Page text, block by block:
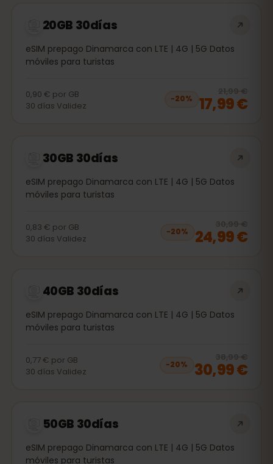
20GB 30días
eSIM prepago Dinamarca con LTE | 4G | 5G Datos
móviles para turistas
0,90 € por GB
30 días Validez
−20%
21,99 €
17,99 €
30GB 30días
eSIM prepago Dinamarca con LTE | 4G | 5G Datos
móviles para turistas
0,83 € por GB
30 días Validez
−20%
30,99 €
24,99 €
40GB 30días
eSIM prepago Dinamarca con LTE | 4G | 5G Datos
móviles para turistas
0,77 € por GB
30 días Validez
−20%
38,99 €
30,99 €
50GB 30días
eSIM prepago Dinamarca con LTE | 4G | 5G Datos
móviles para turistas